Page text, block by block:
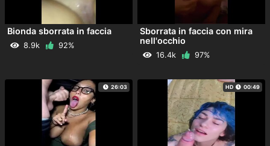
Bionda sborrata in faccia
8.9k 92%
Sborrata in faccia con mira
nell'occhio
16.4k 97%
26:03 HD 00:49